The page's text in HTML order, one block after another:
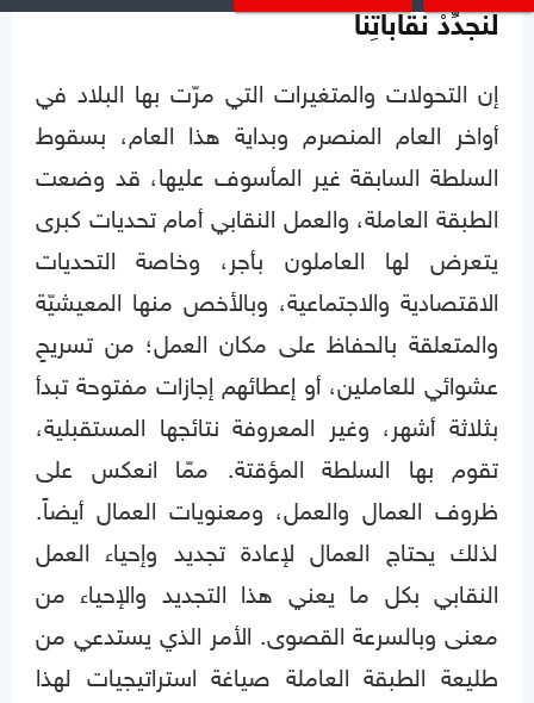
لنجدِّدْ نقاباتِنا
إن التحولات والمتغيرات التي مرّت بها البلاد في
أواخر العام المنصرم وبداية هذا العام، بسقوط
السلطة السابقة غير المأسوف عليها، قد وضعت
الطبقة العاملة، والعمل النقابي أمام تحديات كبرى
يتعرض لها العاملون بأجر، وخاصة التحديات
الاقتصادية والاجتماعية، وبالأخص منها المعيشيّة
والمتعلقة بالحفاظ على مكان العمل؛ من تسريحٍ
عشوائي للعاملين، أو إعطائهم إجازات مفتوحة تبدأ
بثلاثة أشهر، وغير المعروفة نتائجها المستقبلية،
تقوم بها السلطة المؤقتة. ممّا انعكس على
ظروف العمال والعمل، ومعنويات العمال أيضاً.
لذلك يحتاج العمال لإعادة تجديد وإحياء العمل
النقابي بكل ما يعني هذا التجديد والإحياء من
معنى وبالسرعة القصوى. الأمر الذي يستدعي من
طليعة الطبقة العاملة صياغة استراتيجيات لهذا